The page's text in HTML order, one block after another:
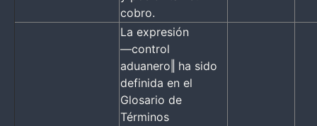
cobro.
La expresión
―control
aduanero‖ ha sido
definida en el
Glosario de
Términos